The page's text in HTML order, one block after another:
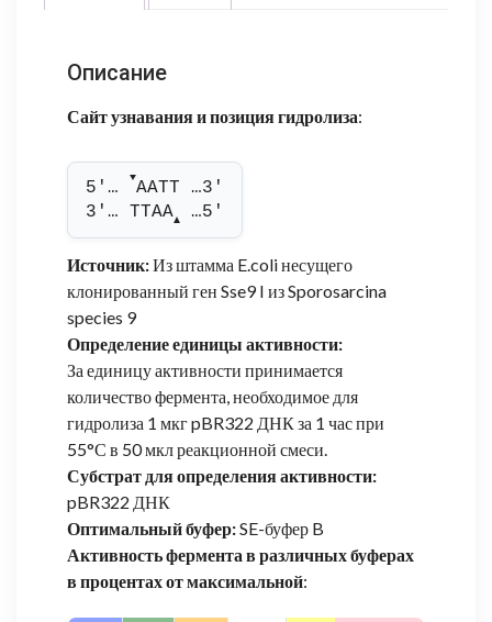
Описание
Сайт узнавания и позиция гидролиза:
5'…
▼
AATT …3'
3'… TTAA▲ …5'
Источник:Из штамма E.coli несущего
клонированный ген Sse9 I из Sporosarcina
species 9
Определение единицы активности:
За единицу активности принимается
количество фермента, необходимое для
гидролиза 1 мкг pBR322 ДНК за 1 час при
55°С в 50 мкл реакционной смеси.
Субстрат для определения активности:
pBR322 ДНК
Оптимальный буфер:SE-буфер B
Активность фермента в различных буферах
в процентах от максимальной: